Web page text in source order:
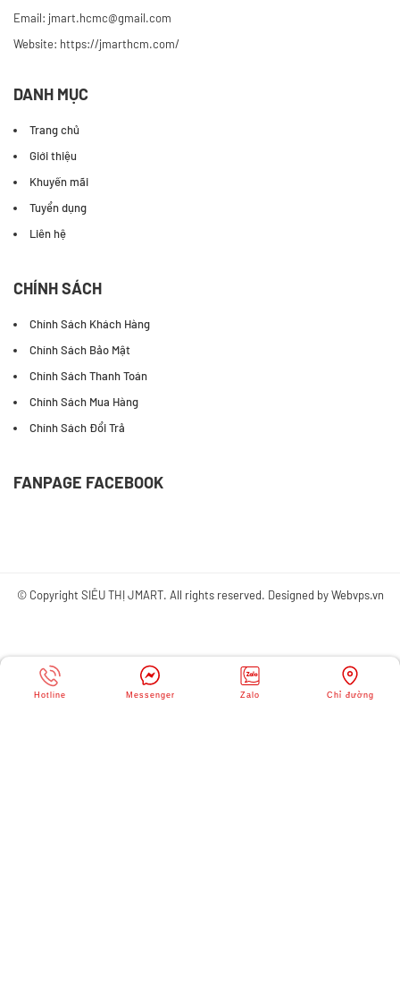
Email: jmart.hcmc@gmail.com
Website: https://jmarthcm.com/
DANH MỤC
Trang chủ
Giới thiệu
Khuyến mãi
Tuyển dụng
Liên hệ
CHÍNH SÁCH
Chính Sách Khách Hàng
Chính Sách Bảo Mật
Chính Sách Thanh Toán
Chính Sách Mua Hàng
Chính Sách Đổi Trả
FANPAGE FACEBOOK
© Copyright SIÊU THỊ JMART. All rights reserved. Designed byWebvps.vn
Hotline Messenger Zalo Chỉ đường